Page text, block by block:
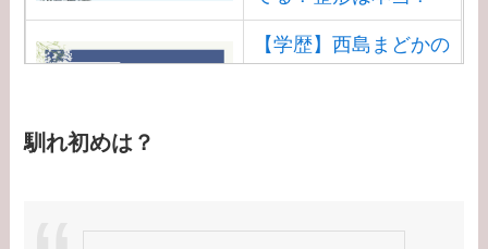
【学歴】西島まどかの
馴れ初めは？